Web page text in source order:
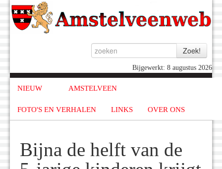
Bijgewerkt: 8 augustus 2026
NIEUW AMSTELVEEN
FOTO'S EN VERHALEN LINKS OVER ONS
Bijna de helft van de